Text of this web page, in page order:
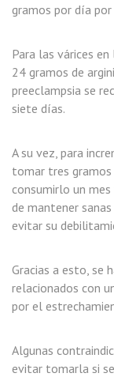
gramos por día
Para las várices
24 gramos de
preeclampsia se
siete días.
A su vez, para
tomar tres gramos
consumirlo un
de mantener
evitar su
Gracias a esto, se
relacionados con
por el
Algunas
evitar tomarla si